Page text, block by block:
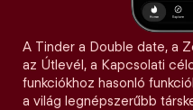
A Tinder a Double date, a
az Útlevél, a Kapcsolati
funkciókhoz hasonló
a világ legnépszerűbb